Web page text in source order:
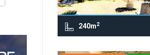
240m2